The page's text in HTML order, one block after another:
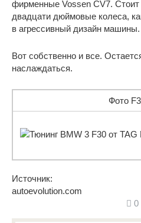
фирменные Vossen CV7. Стоит
двадцати дюймовые колеса,
в агрессивный дизайн машины.
Вот собственно и все.
наслаждаться.
Фото
Источник:
autoevolution.com
0